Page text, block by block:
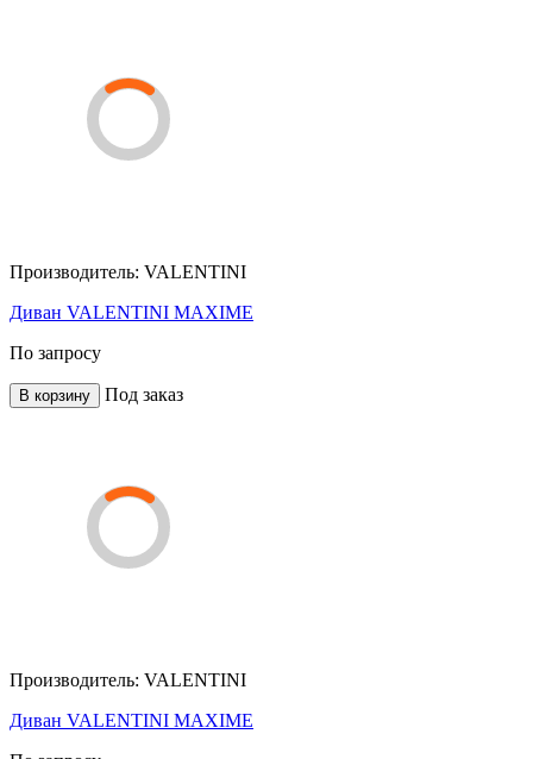
Производитель: VALENTINI
Диван VALENTINI MAXIME
По запросу
В корзину Под заказ
Производитель: VALENTINI
Диван VALENTINI MAXIME